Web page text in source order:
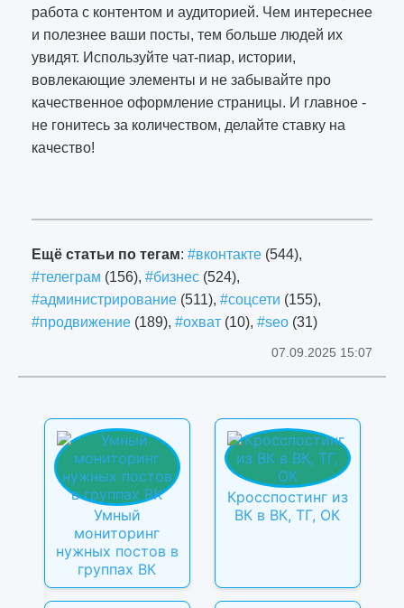
работа с контентом и аудиторией. Чем интереснее
и полезнее ваши посты, тем больше людей их
увидят. Используйте чат-пиар, истории,
вовлекающие элементы и не забывайте про
качественное оформление страницы. И главное -
не гонитесь за количеством, делайте ставку на
качество!
Ещё статьи по тегам: #вконтакте (544),
#телеграм (156), #бизнес (524),
#администрирование (511), #соцсети (155),
#продвижение (189), #охват (10), #seo (31)
07.09.2025 15:07
Умный
мониторинг
нужных постов в
группах ВК
Кросспостинг из
ВК в ВК, ТГ, ОК